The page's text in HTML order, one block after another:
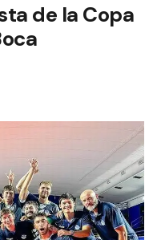
de la Copa